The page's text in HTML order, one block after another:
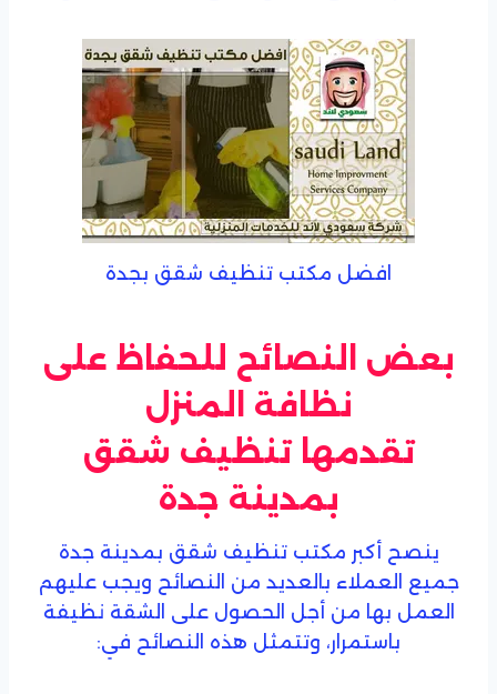
افضل مكتب تنظيف شقق بجدة
بعض النصائح للحفاظ على
نظافة المنزل
تقدمها تنظيف شقق
بمدينة جدة
ينصح أكبر مكتب تنظيف شقق بمدينة جدة
جميع العملاء بالعديد من النصائح ويجب عليهم
العمل بها من أجل الحصول على الشقة نظيفة
باستمرار، وتتمثل هذه النصائح في: